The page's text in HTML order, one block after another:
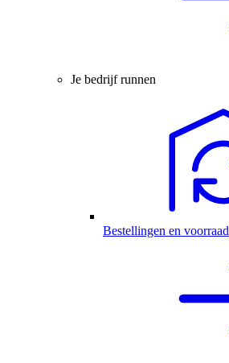
Je bedrijf runnen
Bestellingen en voorraad